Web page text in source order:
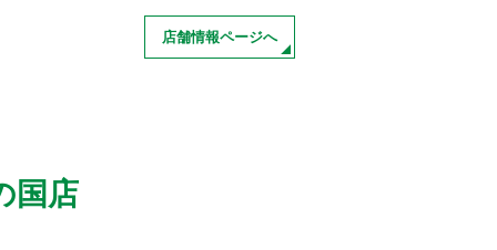
店舗情報ページへ
国店